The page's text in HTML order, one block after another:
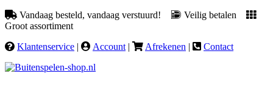
Vandaag besteld, vandaag verstuurd!
Veilig betalen
Groot assortiment
Klantenservice | Account | Afrekenen | Contact